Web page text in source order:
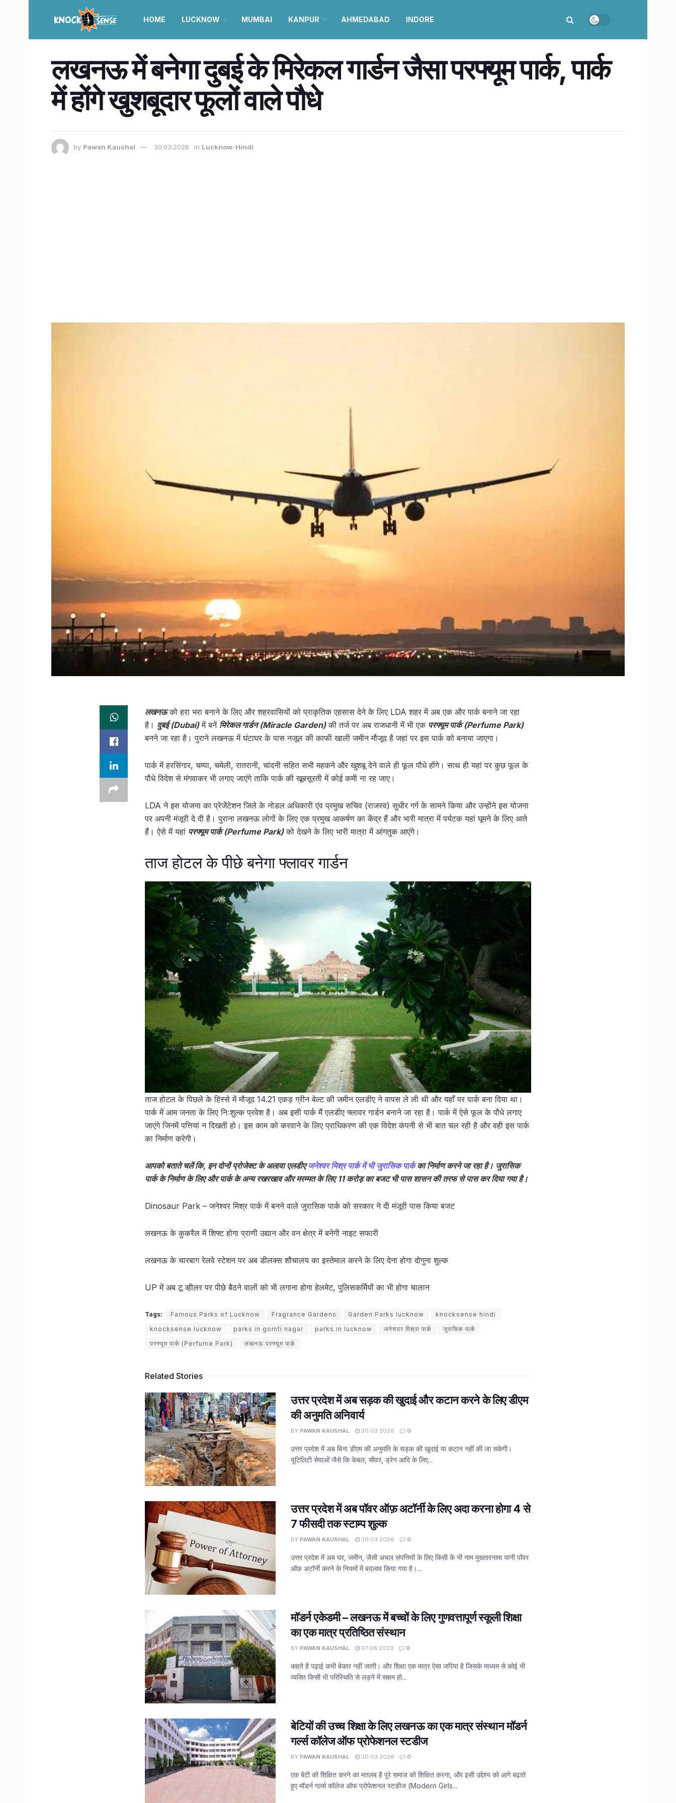
HOME LUCKNOW MUMBAI KANPUR AHMEDABAD INDORE
लखनऊ में बनेगा दुबई के मिरेकल गार्डन जैसा परफ्यूम पार्क, पार्क
में होंगे खुशबूदार फूलों वाले पौधे
by Pawan Kaushal 30.03.2026 in Lucknow-Hindi
लखनऊको हरा भरा बनाने के लिए और शहरवासियों को प्राकृतिक एहसास देने के लिए LDA शहर में अब एक और पार्क बनाने जा रहा
है। दुबई (Dubai)में बनें मिरेकल गार्डन (Miracle Garden)की तर्ज पर अब राजधानी में भी एक परफ्यूम पार्क (Perfume Park)
बनने जा रहा है। पुराने लखनऊ में घंटाघर के पास नजूल की काफी खाली जमीन मौजूद है जहां पर इस पार्क को बनाया जाएगा।
पार्क में हरसिंगार, चम्पा, चमेली, रातरानी, चांदनी सहित सभी महकने और खुशबू देने वाले ही फूल पौधे होंगे। साथ ही यहां पर कुछ फूल के
पौधे विदेश से मंगवाकर भी लगाए जाएंगे ताकि पार्क की खूबसूरती में कोई कमी ना रह जाए।
LDA ने इस योजना का प्रेजेंटेशन जिले के नोडल अधिकारी एंव प्रमुख सचिव (राजस्व) सुधीर गर्ग के सामने किया और उन्होंने इस योजना
पर अपनी मंजूरी दे दी है। पुराना लखनऊ लोगों के लिए एक प्रमुख आकर्षण का केंद्र हैं और भारी मात्रा में पर्यटक यहां घूमने के लिए आते
हैं। ऐसे में यहां परफ्यूम पार्क (Perfume Park)को देखने के लिए भारी मात्रा में आंगतुक आएंगे।
ताज होटल के पीछे बनेगा फ्लावर गार्डन
ताज होटल के पिछले के हिस्से में मौजूद 14.21 एकड़ ग्रीन बेल्ट की जमीन एलडीए ने वापस ले ली थी और यहाँ पर पार्क बना दिया था।
पार्क में आम जनता के लिए निःशुल्क प्रवेश है। अब इसी पार्क मैं एलडीए फ्लावर गार्डन बनाने जा रहा है। पार्क में ऐसे फूल के पौधे लगाए
जाएंगे जिनमें पत्तियां न दिखती हो। इस काम को करवाने के लिए प्राधिकरण की एक विदेश कंपनी से भी बात चल रही है और वही इस पार्क
का निर्माण करेगी।
आपको बताते चलें कि, इन दोनों प्रोजेक्ट के अलावा एलडीएजनेश्वर मिश्र पार्क में भी जुरासिक पार्कका निर्माण करने जा रहा है। जुरासिक
पार्क के निर्माण के लिए और पार्क के अन्य रखरखाव और मरम्मत के लिए 11 करोड़ का बजट भी पास शासन की तरफ से पास कर दिया गया है।
Dinosaur Park – जनेश्वर मिश्र पार्क में बनने वाले जुरासिक पार्क को सरकार ने दी मंजूरी पास किया बजट
लखनऊ के कुकरैल में शिफ्ट होगा प्राणी उद्यान और वन क्षेत्र में बनेगी नाइट सफारी
लखनऊ के चारबाग रेलवे स्टेशन पर अब डीलक्स शौचालय का इस्तेमाल करने के लिए देना होगा दोगुना शुल्क
UP में अब टू व्हीलर पर पीछे बैठने वालों को भी लगाना होगा हेलमेट, पुलिसकर्मियों का भी होगा चालान
Tags: Famous Parks of Lucknow Fragrance Gardens Garden Parks lucknow
knocksense hindi
knocksense lucknow
parks in gomti nagar parks in lucknow जनेशवर मिश्रा पार्क
जुरासिक पार्क
परफ्यूम पार्क (Perfume Park)
लखनऊ परफ्यूम पार्क
Related Stories
उत्तर प्रदेश में अब सड़क की खुदाई और कटान करने के लिए डीएम
की अनुमति अनिवार्य
BY PAWAN KAUSHAL 30.03.2026 0
उत्तर प्रदेश में अब बिना डीएम की अनुमति के सड़क की खुदाई या कटान नहीं की जा सकेगी।
यूटिलिटी सेवाओं जैसे कि केबल, सीवर, ड्रेन आदि के लिए...
उत्तर प्रदेश में अब पॉवर ऑफ़ अटॉर्नी के लिए अदा करना होगा 4 से
7 फीसदी तक स्टाम्प शुल्क
BY PAWAN KAUSHAL 30.03.2026 0
उत्तर प्रदेश में अब घर, जमीन, जैसी अचल संपत्तियों के लिए किसी के भी नाम मुख्तारनामा यानी पॉवर
ऑफ़ अटॉर्नी करने के नियमों में बदलाव किया गया है।...
मॉडर्न एकेडमी – लखनऊ में बच्चों के लिए गुणवत्तापूर्ण स्कूली शिक्षा
का एक मात्र प्रतिष्ठित संस्थान
BY PAWAN KAUSHAL 07.06.2023 0
कहते है पढ़ाई कभी बेकार नहीं जाती। और शिक्षा एक मात्र ऐसा जरिया है जिसके माध्यम से कोई भी
व्यक्ति किसी भी परिस्थिति से लड़ने में सक्षम हो...
बेटियों की उच्च शिक्षा के लिए लखनऊ का एक मात्र संस्थान मॉडर्न
गर्ल्स कॉलेज ऑफ प्रोफेशनल स्टडीज
BY PAWAN KAUSHAL 30.03.2026 0
एक बेटी को शिक्षित करने का मतलब है पूरे समाज को शिक्षित करना, और इसी उद्देश्य को आगे बढ़ाते
हुए मॉडर्न गर्ल्स कॉलेज ऑफ प्रोफेशनल स्टडीज (Modern Girls...